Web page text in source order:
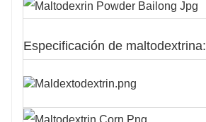
Especificación de maltodextrina: